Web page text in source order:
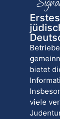
bietet
viele